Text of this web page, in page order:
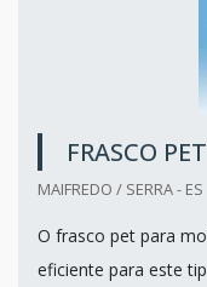
FRASCO
MAIFREDO / SERRA - ES
O frasco pet para
eficiente para este